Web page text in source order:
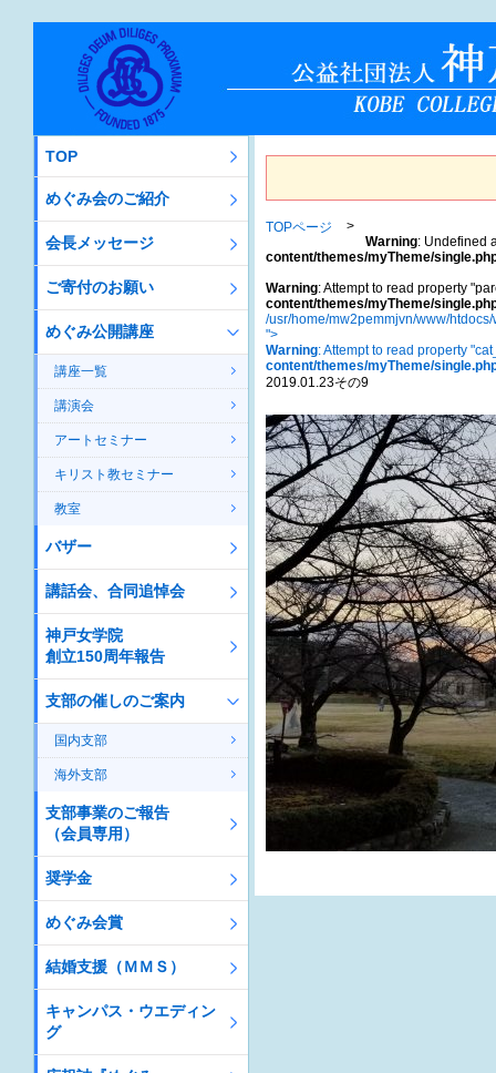
TOPページ
Warning: Undefined
content/themes/myTheme/
Warning: Attempt to read property
content/themes/myTheme/
/usr/home/mw2pemmjvn/www/
">
Warning: Attempt to read property
content/themes/myTheme/
2019.01.23その9
TOP
めぐみ会のご紹介
会長メッセージ
ご寄付のお願い
めぐみ公開講座
講座一覧
講演会
アートセミナー
キリスト教セミナー
教室
バザー
講話会、合同追悼会
神戸女学院
創立150周年報告
支部の催しのご案内
国内支部
海外支部
支部事業のご報告
（会員専用）
奨学金
めぐみ会賞
結婚支援（ＭＭＳ）
キャンパス・ウエディン
グ